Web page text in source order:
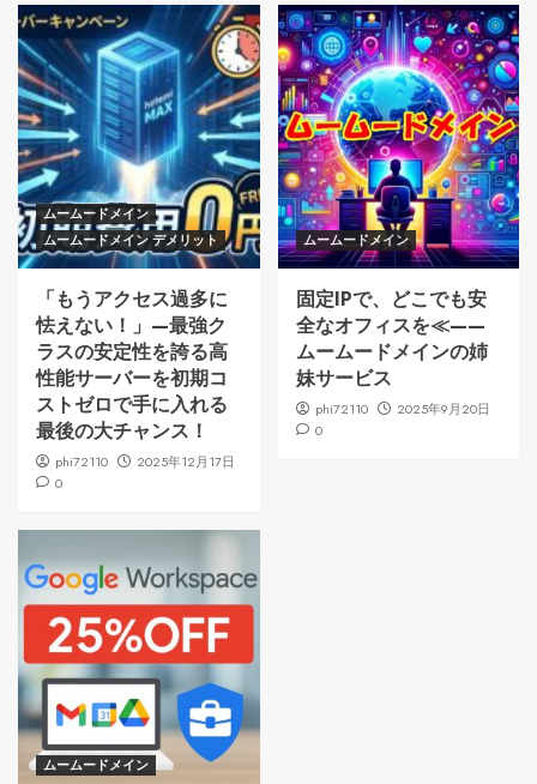
ムームードメイン
ムームードメイン デメリット
「もうアクセス過多に
怯えない！」—最強ク
ラスの安定性を誇る高
性能サーバーを初期コ
ストゼロで手に入れる
最後の大チャンス！
phi72110
2025年12月17日
0
ムームードメイン
固定IPで、どこでも安
全なオフィスを≪——
ムームードメインの姉
妹サービス
phi72110
2025年9月20日
0
ムームードメイン